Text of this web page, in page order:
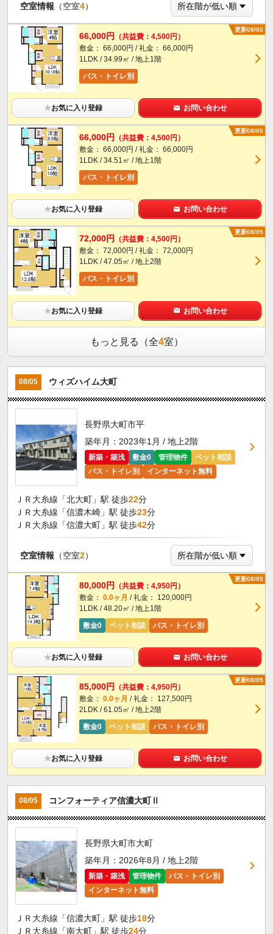
空室情報 （空室4）
更新08/05
66,000円
（共益費：4,500円）
敷金： 66,000円 / 礼金： 66,000円
1LDK / 34.99㎡ / 地上1階
バス・トイレ別
★お気に入り登録 お問い合わせ
更新08/05
66,000円
（共益費：4,500円）
敷金： 66,000円 / 礼金： 66,000円
1LDK / 34.51㎡ / 地上1階
バス・トイレ別
★お気に入り登録 お問い合わせ
更新08/05
72,000円
（共益費：4,500円）
敷金： 72,000円 / 礼金： 72,000円
1LDK / 47.05㎡ / 地上2階
バス・トイレ別
★お気に入り登録 お問い合わせ
もっと見る（全4室）
08/05 ウィズハイム大町
長野県大町市平
築年月：2023年1月 / 地上2階
新築・築浅 敷金0 管理物件
ペット相談
バス・トイレ別
インターネット無料
ＪＲ大糸線「北大町」駅 徒歩22分
ＪＲ大糸線「信濃木崎」駅 徒歩23分
ＪＲ大糸線「信濃大町」駅 徒歩42分
空室情報 （空室2）
更新08/05
80,000円
（共益費：4,950円）
敷金： 0.0ヶ月 / 礼金： 120,000円
1LDK / 48.20㎡ / 地上1階
敷金0
ペット相談 バス・トイレ別
★お気に入り登録 お問い合わせ
更新08/05
85,000円
（共益費：4,950円）
敷金： 0.0ヶ月 / 礼金： 127,500円
2LDK / 61.05㎡ / 地上2階
敷金0
ペット相談 バス・トイレ別
★お気に入り登録 お問い合わせ
08/05 コンフォーティア信濃大町Ⅱ
長野県大町市大町
築年月：2026年8月 / 地上2階
新築・築浅 管理物件
バス・トイレ別
インターネット無料
ＪＲ大糸線「信濃大町」駅 徒歩18分
ＪＲ大糸線「南大町」駅 徒歩24分